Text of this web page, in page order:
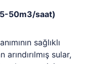
50m3/saat)
sağlıklı
sular,